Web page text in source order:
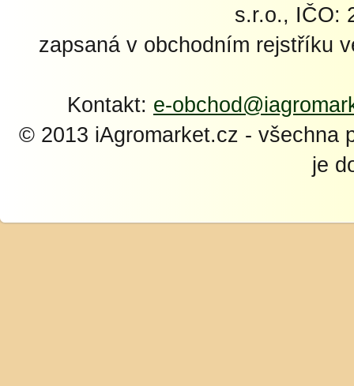
s.r.o., IČO:
zapsaná v obchodním rejstříku
Kontakt: e-
© 2013 iAgromarket.cz - všechna
je